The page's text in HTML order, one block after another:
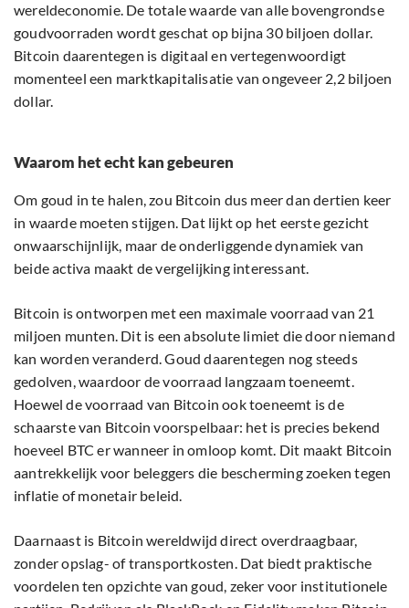
wereldeconomie. De totale waarde van alle bovengrondse
goudvoorraden wordt geschat op bijna 30 biljoen dollar.
Bitcoin daarentegen is digitaal en vertegenwoordigt
momenteel een marktkapitalisatie van ongeveer 2,2 biljoen
dollar.
Waarom het echt kan gebeuren
Om goud in te halen, zou Bitcoin dus meer dan dertien keer
in waarde moeten stijgen. Dat lijkt op het eerste gezicht
onwaarschijnlijk, maar de onderliggende dynamiek van
beide activa maakt de vergelijking interessant.
Bitcoin is ontworpen met een maximale voorraad van 21
miljoen munten. Dit is een absolute limiet die door niemand
kan worden veranderd. Goud daarentegen nog steeds
gedolven, waardoor de voorraad langzaam toeneemt.
Hoewel de voorraad van Bitcoin ook toeneemt is de
schaarste van Bitcoin voorspelbaar: het is precies bekend
hoeveel BTC er wanneer in omloop komt. Dit maakt Bitcoin
aantrekkelijk voor beleggers die bescherming zoeken tegen
inflatie of monetair beleid.
Daarnaast is Bitcoin wereldwijd direct overdraagbaar,
zonder opslag- of transportkosten. Dat biedt praktische
voordelen ten opzichte van goud, zeker voor institutionele